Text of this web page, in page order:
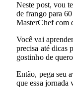
Neste post, vou
de frango para
MasterChef com
Você vai
precisa até dicas
gostinho de
Então, pega seu
que essa jornada